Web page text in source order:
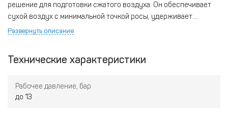
решение для подготовки сжатого воздуха. Он обеспечивает
сухой воздух с минимальной точкой росы, удерживает
давление до 13–16 бар, а его высокая производительность и
Развернуть описание
Технические характеристики
Рабочее давление, бар
до 13